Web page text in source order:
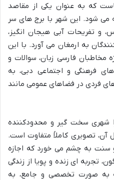
که به عنوان یکی از مقاصد
می شود. این شهر با برج های سر
و تفریحات آبی هیجان انگیز،
به ارمغان می آورد. با این
مخاطبان فارسی زبان، سوالات و
فرهنگی و اجتماعی دبی، به
فردی در فضاهای عمومی مانند
شهری سخت گیر و محدودکننده
آن، تصویری کاملاً متفاوت است.
و سنت به چشم می خورد که اجازه
تجربه ای زنده و پویا از زندگی
به صورت تخصصی و جامع، به